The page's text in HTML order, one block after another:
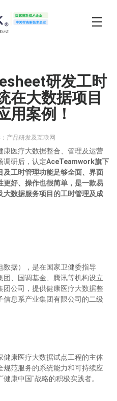
研发工时
在大数据项目
用案例！
产品研发及互联网
医疗大数据整合、管理及运营
调研后，认定AceTeamwork旗下
及工时管理功能足够全面、界面
好、操作也很简单，是一款易
数据服务项目的工时管理及成
数据），是在国家卫健委指导
、国调基金、腾讯等机构设立
公司，提供健康医疗大数据整
息系产业集团有限公司的二级
康医疗大数据试点工程的主体
范服务的系统能力和可持续应
康中国”战略的积极实践者。